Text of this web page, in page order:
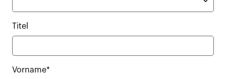
Titel
Vorname*